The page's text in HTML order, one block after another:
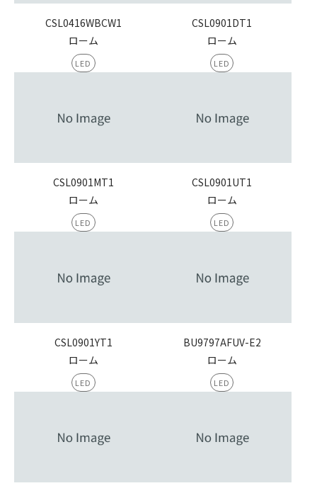
CSL0416WBCW1
ローム
LED
CSL0901DT1
ローム
LED
CSL0901MT1
ローム
LED
CSL0901UT1
ローム
LED
CSL0901YT1
ローム
LED
BU9797AFUV-E2
ローム
LED